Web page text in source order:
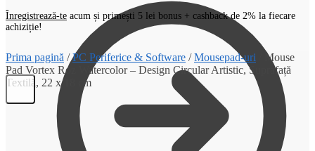
Înregistrează-te acum și primești 5 lei bonus + cashback de 2% la fiecare
achiziție!
Prima pagină /PC Periferice & Software /Mousepad-uri
Mouse
Pad Vortex Roz Watercolor – Design Circular Artistic, Suprafață
Textilă, 22 x 18 cm